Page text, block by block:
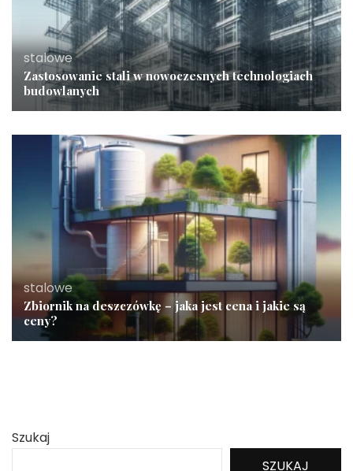
stalowe
Zastosowanie stali w nowoczesnych technologiach
budowlanych
stalowe
Zbiornik na deszczówkę – jaka jest cena i jakie są
ceny?
Szukaj
SZUKAJ